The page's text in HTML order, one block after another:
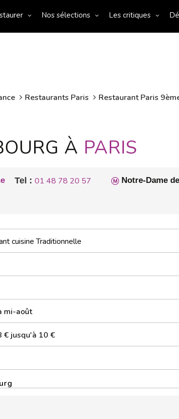
Nos sélections Les critiques
Restaurants Paris
Restaurant Paris
À PARIS
Notre-Dame
Tel : 01 48 78 20 57
cuisine Traditionnelle
mi-août
€ jusqu'à 10 €